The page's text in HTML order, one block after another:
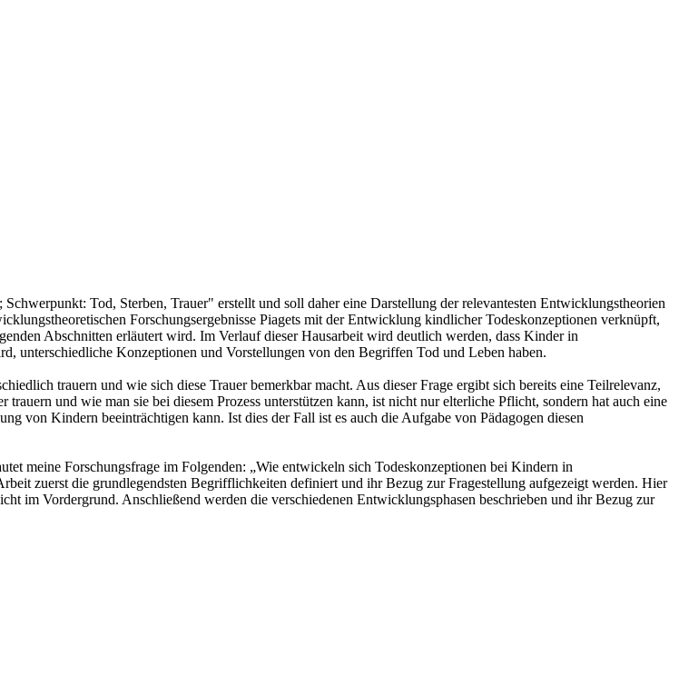
Tod, Sterben, Trauer" erstellt und soll daher eine Darstellung der relevantesten Entwicklungstheorien
Forschungsergebnisse Piagets mit der Entwicklung kindlicher Todeskonzeptionen verknüpft,
Abschnitten erläutert wird. Im Verlauf dieser Hausarbeit wird deutlich werden, dass Kinder in
unterschiedliche Konzeptionen und Vorstellungen von den Begriffen Tod und Leben haben.
trauern und wie sich diese Trauer bemerkbar macht. Aus dieser Frage ergibt sich bereits eine Teilrelevanz,
und wie man sie bei diesem Prozess unterstützen kann, ist nicht nur elterliche Pflicht, sondern hat auch eine
von Kindern beeinträchtigen kann. Ist dies der Fall ist es auch die Aufgabe von Pädagogen diesen
meine Forschungsfrage im Folgenden: „Wie entwickeln sich Todeskonzeptionen bei Kindern in
zuerst die grundlegendsten Begrifflichkeiten definiert und ihr Bezug zur Fragestellung aufgezeigt werden. Hier
im Vordergrund. Anschließend werden die verschiedenen Entwicklungsphasen beschrieben und ihr Bezug zur